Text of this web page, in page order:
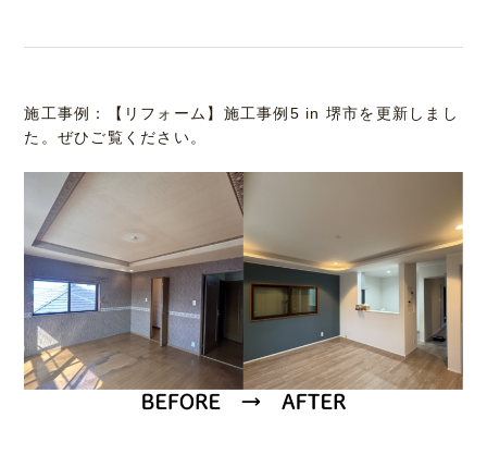
施工事例：【リフォーム】施工事例5 in 堺市を更新しまし
た。ぜひご覧ください。